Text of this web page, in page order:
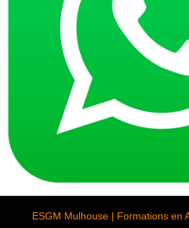
ESGM Mulhouse | Formations en